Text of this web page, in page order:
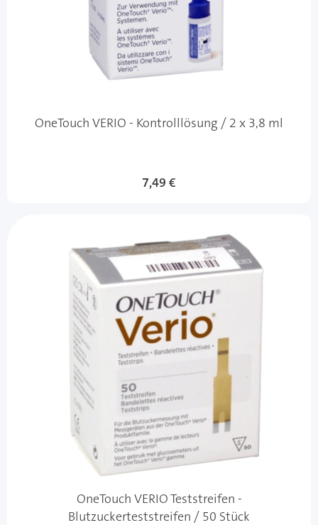
OneTouch VERIO - Kontrolllösung / 2 x 3,8 ml
7,49 €
OneTouch VERIO Teststreifen -
Blutzuckerteststreifen / 50 Stück